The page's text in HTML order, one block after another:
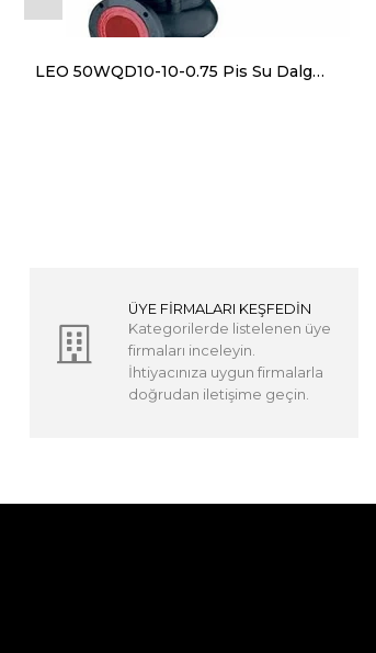
LEO 50WQD10-10-0.75 Pis Su Dalgıç Pompa 220V 28 m³/h 13 mss
ÜYE FİRMALARI KEŞFEDİN
Kategorilerde listelenen üye
firmaları inceleyin.
İhtiyacınıza uygun firmalarla
doğrudan iletişime geçin.